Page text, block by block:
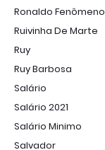
Ronaldo Fenômeno
Ruivinha De Marte
Ruy
Ruy Barbosa
Salário
Salário 2021
Salário Minimo
Salvador